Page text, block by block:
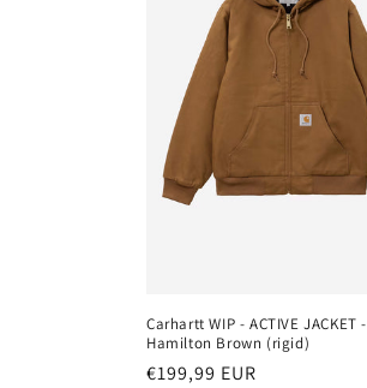
Carhartt WIP - ACTIVE JACKET -
Hamilton Brown (rigid)
Normaler
€199,99 EUR